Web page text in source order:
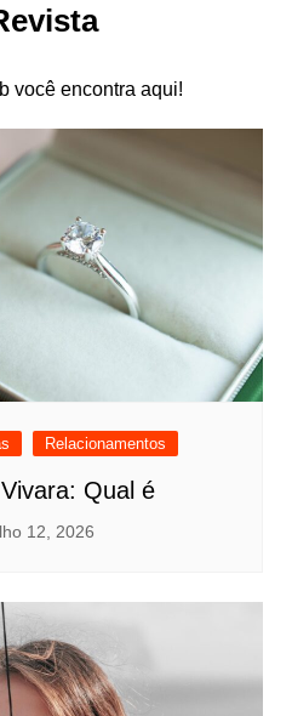
você encontra aqui!
Relacionamentos
Qual é
12, 2026